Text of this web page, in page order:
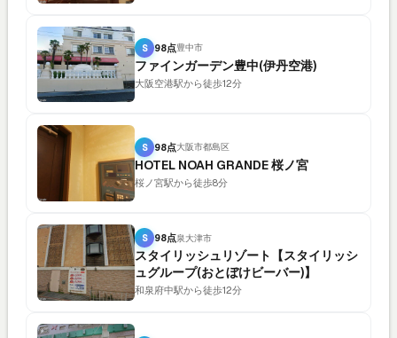
S 98点豊中市
ファインガーデン豊中(伊丹空港)
大阪空港駅から徒歩12分
S 98点大阪市都島区
HOTEL NOAH GRANDE 桜ノ宮
桜ノ宮駅から徒歩8分
S 98点泉大津市
スタイリッシュリゾート【スタイリッシ
ュグループ(おとぼけビーバー)】
和泉府中駅から徒歩12分